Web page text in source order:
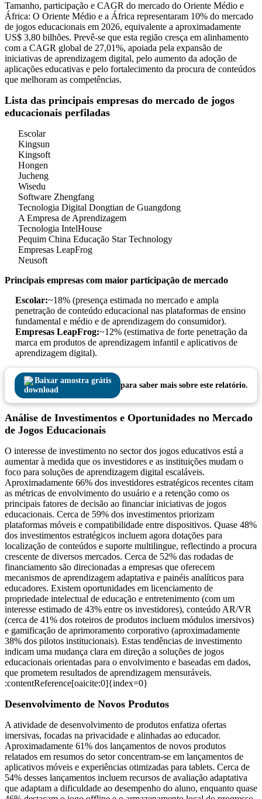
Tamanho, participação e CAGR do mercado do Oriente Médio e
África: O Oriente Médio e a África representaram 10% do mercado
de jogos educacionais em 2026, equivalente a aproximadamente
US$ 3,80 bilhões. Prevê-se que esta região cresça em alinhamento
com a CAGR global de 27,01%, apoiada pela expansão de
iniciativas de aprendizagem digital, pelo aumento da adoção de
aplicações educativas e pelo fortalecimento da procura de conteúdos
que melhoram as competências.
Lista das principais empresas do mercado de jogos
educacionais perfiladas
Escolar
Kingsun
Kingsoft
Hongen
Jucheng
Wisedu
Software Zhengfang
Tecnologia Digital Dongtian de Guangdong
A Empresa de Aprendizagem
Tecnologia IntelHouse
Pequim China Educação Star Technology
Empresas LeapFrog
Neusoft
Principais empresas com maior participação de mercado
Escolar:~18% (presença estimada no mercado e ampla
penetração de conteúdo educacional nas plataformas de ensino
fundamental e médio e de aprendizagem do consumidor).
Empresas LeapFrog:~12% (estimativa de forte penetração da
marca em produtos de aprendizagem infantil e aplicativos de
aprendizagem digital).
Baixar amostra grátis
para saber mais sobre este relatório.
Análise de Investimentos e Oportunidades no Mercado
de Jogos Educacionais
O interesse de investimento no sector dos jogos educativos está a
aumentar à medida que os investidores e as instituições mudam o
foco para soluções de aprendizagem digital escaláveis.
Aproximadamente 66% dos investidores estratégicos recentes citam
as métricas de envolvimento do usuário e a retenção como os
principais fatores de decisão ao financiar iniciativas de jogos
educacionais. Cerca de 59% dos investimentos priorizam
plataformas móveis e compatibilidade entre dispositivos. Quase 48%
dos investimentos estratégicos incluem agora dotações para
localização de conteúdos e suporte multilingue, reflectindo a procura
crescente de diversos mercados. Cerca de 52% das rodadas de
financiamento são direcionadas a empresas que oferecem
mecanismos de aprendizagem adaptativa e painéis analíticos para
educadores. Existem oportunidades em licenciamento de
propriedade intelectual de educação e entretenimento (com um
interesse estimado de 43% entre os investidores), conteúdo AR/VR
(cerca de 41% dos roteiros de produtos incluem módulos imersivos)
e gamificação de aprimoramento corporativo (aproximadamente
38% dos pilotos institucionais). Estas tendências de investimento
indicam uma mudança clara em direção a soluções de jogos
educacionais orientadas para o envolvimento e baseadas em dados,
que prometem resultados de aprendizagem mensuráveis.
:contentReference[oaicite:0]{index=0}
Desenvolvimento de Novos Produtos
A atividade de desenvolvimento de produtos enfatiza ofertas
imersivas, focadas na privacidade e alinhadas ao educador.
Aproximadamente 61% dos lançamentos de novos produtos
relatados em resumos do setor concentram-se em lançamentos de
aplicativos móveis e experiências otimizadas para tablets. Cerca de
54% desses lançamentos incluem recursos de avaliação adaptativa
que adaptam a dificuldade ao desempenho do aluno, enquanto quase